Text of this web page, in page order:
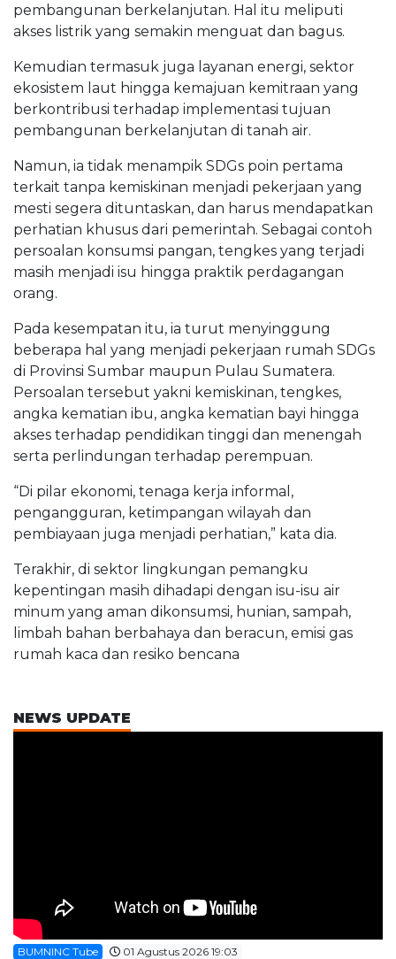
pembangunan berkelanjutan. Hal itu meliputi
akses listrik yang semakin menguat dan bagus.
Kemudian termasuk juga layanan energi, sektor
ekosistem laut hingga kemajuan kemitraan yang
berkontribusi terhadap implementasi tujuan
pembangunan berkelanjutan di tanah air.
Namun, ia tidak menampik SDGs poin pertama
terkait tanpa kemiskinan menjadi pekerjaan yang
mesti segera dituntaskan, dan harus mendapatkan
perhatian khusus dari pemerintah. Sebagai contoh
persoalan konsumsi pangan, tengkes yang terjadi
masih menjadi isu hingga praktik perdagangan
orang.
Pada kesempatan itu, ia turut menyinggung
beberapa hal yang menjadi pekerjaan rumah SDGs
di Provinsi Sumbar maupun Pulau Sumatera.
Persoalan tersebut yakni kemiskinan, tengkes,
angka kematian ibu, angka kematian bayi hingga
akses terhadap pendidikan tinggi dan menengah
serta perlindungan terhadap perempuan.
“Di pilar ekonomi, tenaga kerja informal,
pengangguran, ketimpangan wilayah dan
pembiayaan juga menjadi perhatian,” kata dia.
Terakhir, di sektor lingkungan pemangku
kepentingan masih dihadapi dengan isu-isu air
minum yang aman dikonsumsi, hunian, sampah,
limbah bahan berbahaya dan beracun, emisi gas
rumah kaca dan resiko bencana
NEWS UPDATE
BUMNINC Tube 01 Agustus 2026 19:03